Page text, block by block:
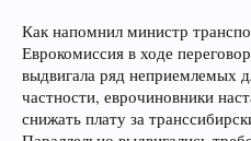
Как напомнил министр
Еврокомиссия в ходе
выдвигала ряд неприемлемых
частности, еврочиновники
снижать плату за